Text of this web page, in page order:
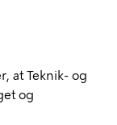
at Teknik- og
og